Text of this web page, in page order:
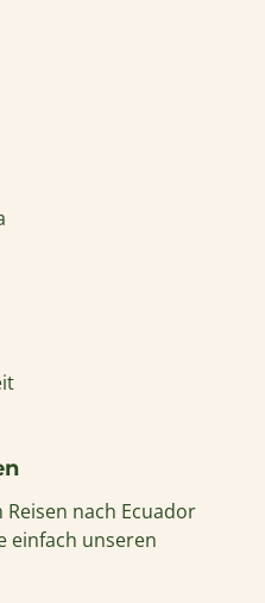
nach Ecuador
einfach unseren